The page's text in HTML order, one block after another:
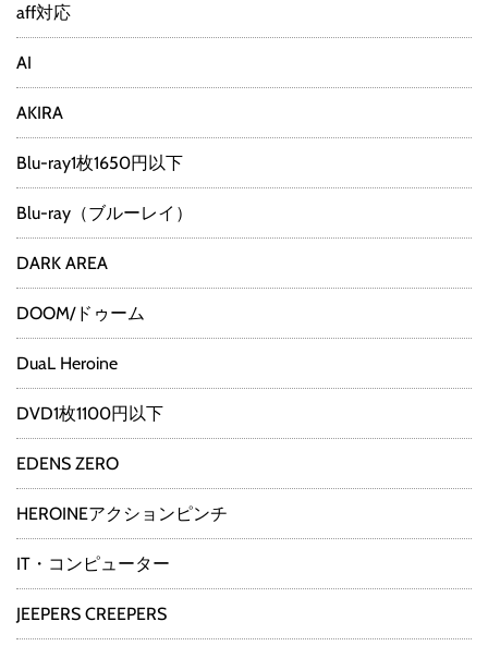
aff対応
AI
AKIRA
Blu-ray1枚1650円以下
Blu-ray（ブルーレイ）
DARK AREA
DOOM/ドゥーム
DuaL Heroine
DVD1枚1100円以下
EDENS ZERO
HEROINEアクションピンチ
IT・コンピューター
JEEPERS CREEPERS